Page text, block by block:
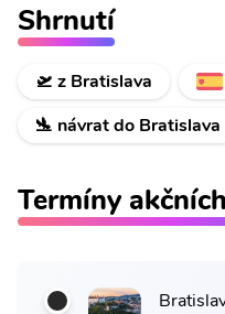
Shrnutí
🛫 z Bratislava
🛬 návrat do Bratislava
Termíny